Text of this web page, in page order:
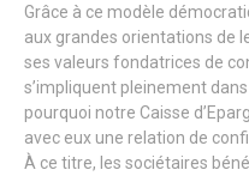
Grâce à ce modèle
aux grandes orientations de
ses valeurs fondatrices de
s’impliquent pleinement
pourquoi notre Caisse
avec eux une relation de
À ce titre, les sociétaires